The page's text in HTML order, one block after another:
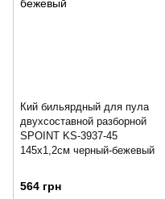
Кий бильярдный для пула
двухсоставной разборной
SPOINT KS-3937-45
145x1,2см черный-бежевый
564 грн